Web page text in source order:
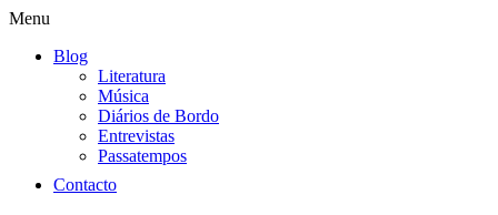
Menu
Blog
Literatura
Música
Diários de Bordo
Entrevistas
Passatempos
Contacto